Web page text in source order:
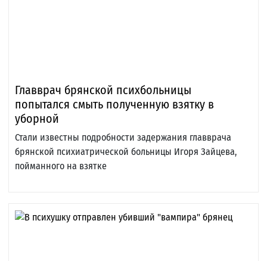
Главврач брянской психбольницы
попытался смыть полученную взятку в
уборной
Стали известны подробности задержания главврача
брянской психиатрической больницы Игоря Зайцева,
пойманного на взятке